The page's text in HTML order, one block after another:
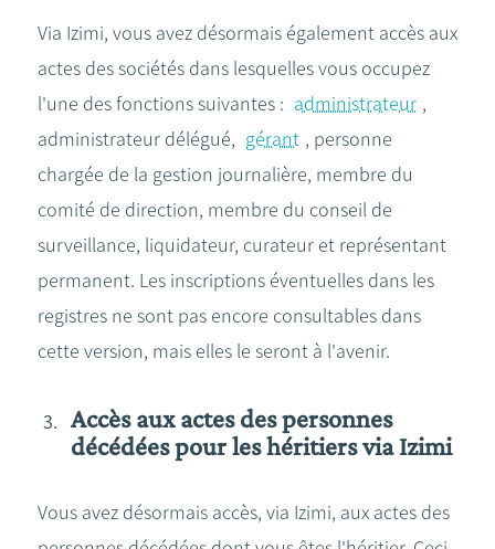
Via Izimi, vous avez désormais également accès aux
actes des sociétés dans lesquelles vous occupez
l'une des fonctions suivantes : administrateur ,
administrateur délégué, gérant , personne
chargée de la gestion journalière, membre du
comité de direction, membre du conseil de
surveillance, liquidateur, curateur et représentant
permanent. Les inscriptions éventuelles dans les
registres ne sont pas encore consultables dans
cette version, mais elles le seront à l'avenir.
Accès aux actes des personnes
décédées pour les héritiers via Izimi
Vous avez désormais accès, via Izimi, aux actes des